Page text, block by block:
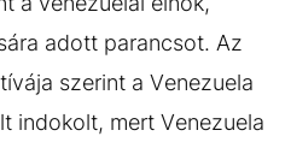
adott parancsot. Az
szerint a Venezuela
indokolt, mert Venezuela